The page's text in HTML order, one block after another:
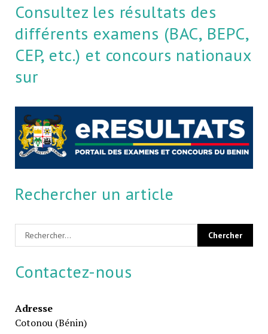
Consultez les résultats des
différents examens (BAC, BEPC,
CEP, etc.) et concours nationaux
sur
Rechercher un article
Contactez-nous
Adresse
Cotonou (Bénin)